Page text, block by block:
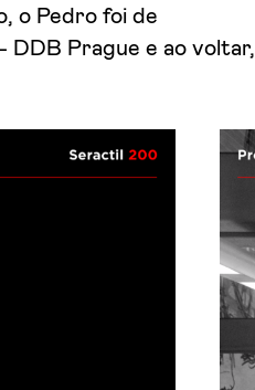
o Pedro foi de
DDB Prague e ao voltar,